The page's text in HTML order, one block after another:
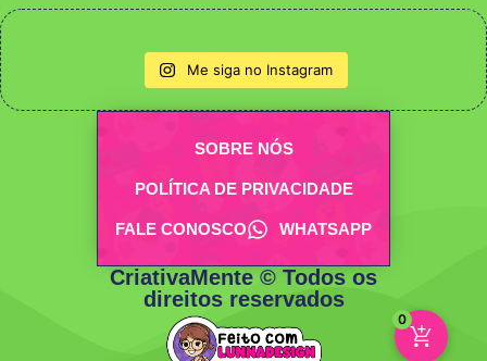
Me siga no Instagram
SOBRE NÓS
POLÍTICA DE PRIVACIDADE
FALE CONOSCO WHATSAPP
CriativaMente © Todos os
direitos reservados
0